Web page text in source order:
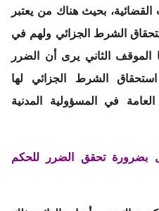
القضائية، بحيث هناك من يعتبر
الشرط الجزائي ولهم في
الموقف الثاني يرى أن الضرر
الشرط الجزائي لها
في المسؤولية المدنية
بضرورة تحقق الضرر للحكم